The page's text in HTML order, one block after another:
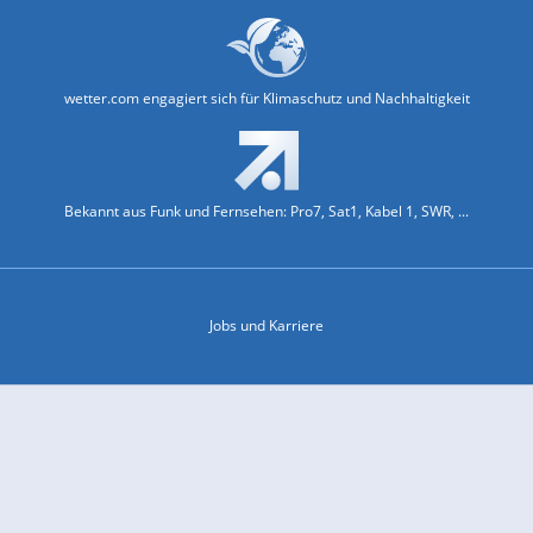
wetter.com engagiert sich für Klimaschutz und Nachhaltigkeit
Bekannt aus Funk und Fernsehen: Pro7, Sat1, Kabel 1, SWR, ...
Jobs und Karriere
Datenschutz & Cookies